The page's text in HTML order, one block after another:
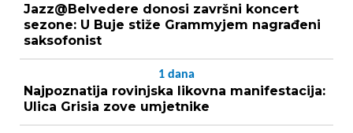
Jazz@Belvedere donosi završni koncert
sezone: U Buje stiže Grammyjem nagrađeni
saksofonist
1 dana
Najpoznatija rovinjska likovna manifestacija:
Ulica Grisia zove umjetnike